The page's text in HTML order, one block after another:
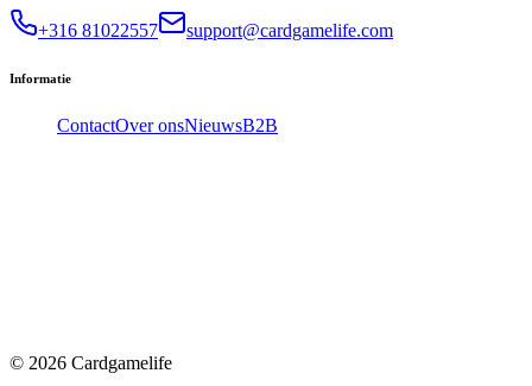
+316 81022557 support@cardgamelife.com
Informatie
ContactOver onsNieuwsB2B
© 2026 Cardgamelife